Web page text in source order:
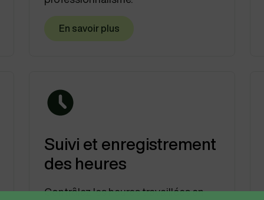
En savoir plus
Suivi et enregistrement
des heures
Contrôlez les heures travaillées en